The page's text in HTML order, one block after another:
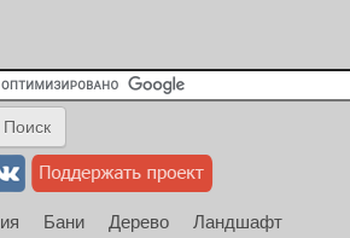
Бани Дерево
Ландшафт